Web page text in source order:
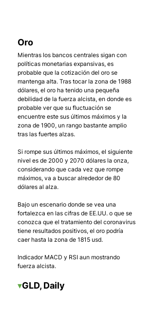
Oro
Mientras los bancos centrales sigan con
políticas monetarias expansivas, es
probable que la cotización del oro se
mantenga alta. Tras tocar la zona de 1988
dólares, el oro ha tenido una pequeña
debilidad de la fuerza alcista, en donde es
probable ver que su fluctuación se
encuentre este sus últimos máximos y la
zona de 1900, un rango bastante amplio
tras las fuertes alzas.
Si rompe sus últimos máximos, el siguiente
nivel es de 2000 y 2070 dólares la onza,
considerando que cada vez que rompe
máximos, va a buscar alrededor de 80
dólares al alza.
Bajo un escenario donde se vea una
fortalezca en las cifras de EE.UU. o que se
conozca que el tratamiento del coronavirus
tiene resultados positivos, el oro podría
caer hasta la zona de 1815 usd.
Indicador MACD y RSI aun mostrando
fuerza alcista.
▾GLD, Daily